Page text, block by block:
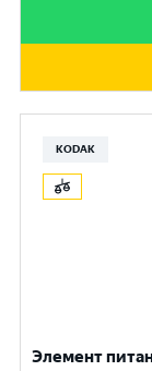
KODAK
Элемент